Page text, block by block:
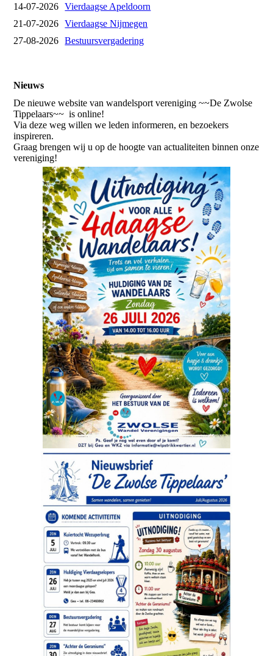
14-07-2026
Vierdaagse Apeldoorn
21-07-2026
Vierdaagse Nijmegen
27-08-2026
Bestuursvergadering
Nieuws
De nieuwe website van wandelsport vereniging ~~De Zwolse
Tippelaars~~ is online!
Via deze weg willen we leden informeren, en bezoekers
inspireren.
Graag brengen wij u op de hoogte van actualiteiten binnen onze
vereniging!